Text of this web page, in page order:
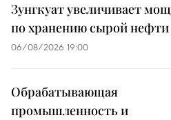
Зунгкуат увеличивает
по хранению сырой нефти
06/08/2026 19:00
Обрабатывающая
промышленность и